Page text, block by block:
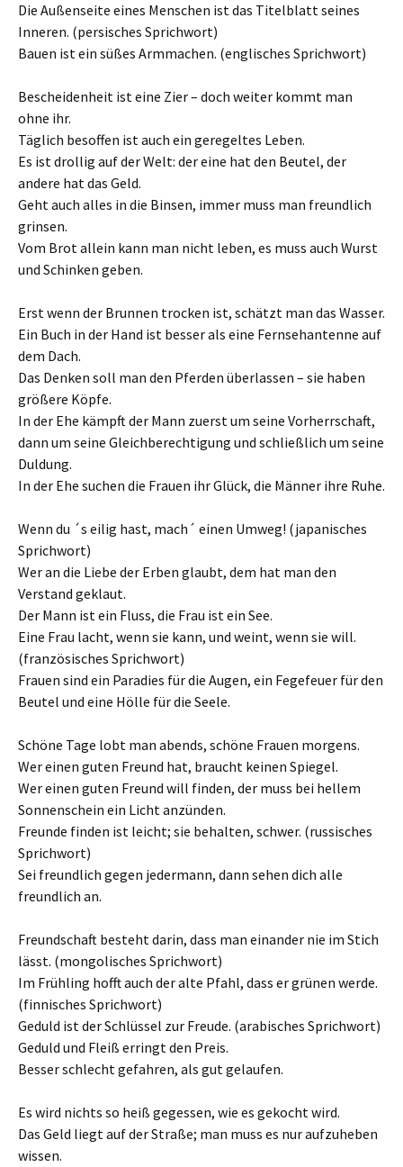
Die Außenseite eines Menschen ist das Titelblatt seines
Inneren. (persisches Sprichwort)
Bauen ist ein süßes Armmachen. (englisches Sprichwort)
Bescheidenheit ist eine Zier – doch weiter kommt man
ohne ihr.
Täglich besoffen ist auch ein geregeltes Leben.
Es ist drollig auf der Welt: der eine hat den Beutel, der
andere hat das Geld.
Geht auch alles in die Binsen, immer muss man freundlich
grinsen.
Vom Brot allein kann man nicht leben, es muss auch Wurst
und Schinken geben.
Erst wenn der Brunnen trocken ist, schätzt man das Wasser.
Ein Buch in der Hand ist besser als eine Fernsehantenne auf
dem Dach.
Das Denken soll man den Pferden überlassen – sie haben
größere Köpfe.
In der Ehe kämpft der Mann zuerst um seine Vorherrschaft,
dann um seine Gleichberechtigung und schließlich um seine
Duldung.
In der Ehe suchen die Frauen ihr Glück, die Männer ihre Ruhe.
Wenn du ´s eilig hast, mach´ einen Umweg! (japanisches
Sprichwort)
Wer an die Liebe der Erben glaubt, dem hat man den
Verstand geklaut.
Der Mann ist ein Fluss, die Frau ist ein See.
Eine Frau lacht, wenn sie kann, und weint, wenn sie will.
(französisches Sprichwort)
Frauen sind ein Paradies für die Augen, ein Fegefeuer für den
Beutel und eine Hölle für die Seele.
Schöne Tage lobt man abends, schöne Frauen morgens.
Wer einen guten Freund hat, braucht keinen Spiegel.
Wer einen guten Freund will finden, der muss bei hellem
Sonnenschein ein Licht anzünden.
Freunde finden ist leicht; sie behalten, schwer. (russisches
Sprichwort)
Sei freundlich gegen jedermann, dann sehen dich alle
freundlich an.
Freundschaft besteht darin, dass man einander nie im Stich
lässt. (mongolisches Sprichwort)
Im Frühling hofft auch der alte Pfahl, dass er grünen werde.
(finnisches Sprichwort)
Geduld ist der Schlüssel zur Freude. (arabisches Sprichwort)
Geduld und Fleiß erringt den Preis.
Besser schlecht gefahren, als gut gelaufen.
Es wird nichts so heiß gegessen, wie es gekocht wird.
Das Geld liegt auf der Straße; man muss es nur aufzuheben
wissen.